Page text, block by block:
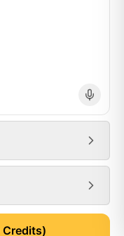
Credits)